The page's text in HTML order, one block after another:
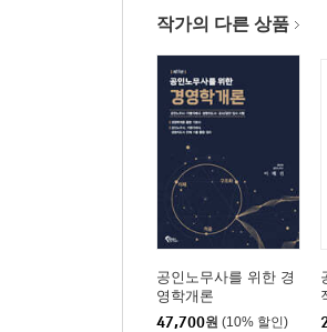
Ⅳ. 관리직위 기술 질문지
Ⅴ. 과업목록법(Task
Ⅵ. 플래시만 직무분석시스
Ⅶ. 팀워크분석 90
Ⅷ. 과업흐름 분석 91
제6절 직무기술서와 직무명
Ⅰ. 직무기술서(job
Ⅱ. 직무명세서(job
Ⅰ. 구체적 목표에 대한 인
Ⅱ. 종업원의 강력한 저항 93
작가의 다른 상품
공인노무사를 위한 경
영학개론
47,700원 (10% 할인)